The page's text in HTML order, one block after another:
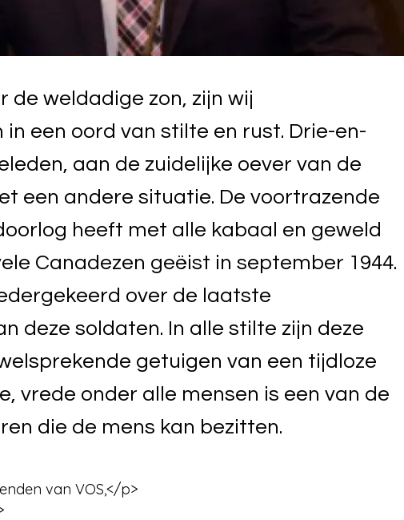
de weldadige zon, zijn wij
in een oord van stilte en rust. Drie-en-
aan de zuidelijke oever van de
een andere situatie. De voortrazende
heeft met alle kabaal en geweld
Canadezen geëist in september 1944.
over de laatste
deze soldaten. In alle stilte zijn deze
getuigen van een tijdloze
vrede onder alle mensen is een van de
die de mens kan bezitten.
van VOS,</p>